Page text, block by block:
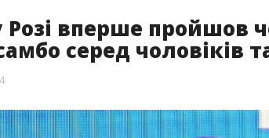
вперше пройшов
серед чоловіків